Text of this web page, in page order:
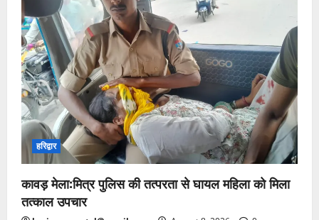
हरिद्वार
कावड़ मेला:मित्र पुलिस की तत्परता से घायल महिला को मिला
तत्काल उपचार